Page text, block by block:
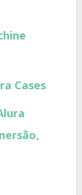
Cases